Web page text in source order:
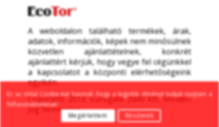
A weboldalon található termékek, árak,
adatok, információk, képek nem minősülnek
közvetlen ajánlattételnek, konkrét
ajánlattért kérjük, hogy vegye fel cégünkkel
a kapcsolatot a központi elérhetőségeink
egyikén.
Copyright 2019. Eurogate 2000 Kft. Minden
jog fenntartva
Ez az oldal Cookie-kat használ, hogy a legjobb élményt tudjuk nyújtani a
felhasználóinknak!
Megértettem
Részletek